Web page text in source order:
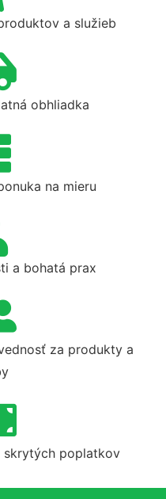
a služieb
obhliadka
na mieru
a bohatá prax
za produkty a
skrytých poplatkov